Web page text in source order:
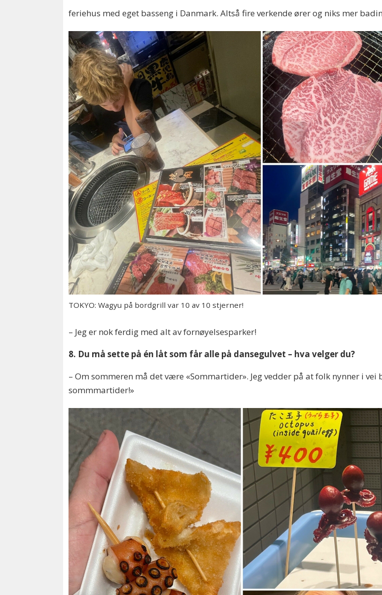
feriehus med eget basseng i Danmark. Altså fire verkende ører og niks mer
TOKYO: Wagyu på bordgrill var 10 av 10 stjerner!
– Jeg er nok ferdig med alt av fornøyelsesparker!
8. Du må sette på én låt som får alle på dansegulvet – hva velger du?
– Om sommeren må det være «Sommartider». Jeg vedder på at folk nynner i
sommmartider!»